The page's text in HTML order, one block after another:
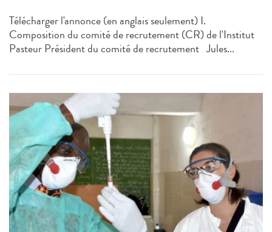
Télécharger l'annonce (en anglais seulement) I.
Composition du comité de recrutement (CR) de l'Institut
Pasteur Président du comité de recrutement Jules...